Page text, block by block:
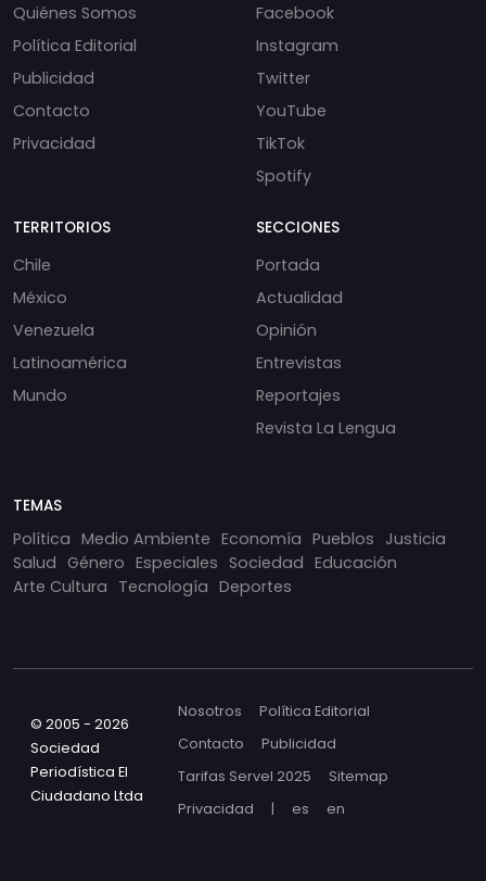
Quiénes Somos
Política Editorial
Publicidad
Contacto
Privacidad
Facebook
Instagram
Twitter
YouTube
TikTok
Spotify
TERRITORIOS
Chile
México
Venezuela
Latinoamérica
Mundo
SECCIONES
Portada
Actualidad
Opinión
Entrevistas
Reportajes
Revista La Lengua
TEMAS
Política Medio Ambiente Economía Pueblos Justicia
Salud Género Especiales Sociedad Educación
Arte Cultura Tecnología Deportes
© 2005 - 2026
Sociedad
Periodística El
Ciudadano Ltda
Nosotros
Política Editorial
Contacto
Publicidad
Tarifas Servel 2025
Sitemap
Privacidad
| es en